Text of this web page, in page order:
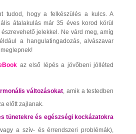
tudod, hogy a felkészülés a kulcs. A
átalakulás már 35 éves korod körül
jelekkel. Ne várd meg, amíg
a hangulatingadozás, alvászavar
az első lépés a jövőbeni jólléted
változásokat, amik a testedben
előtt zajlanak.
tünetekre és egészségi kockázatokra
a szív- és érrendszeri problémák),